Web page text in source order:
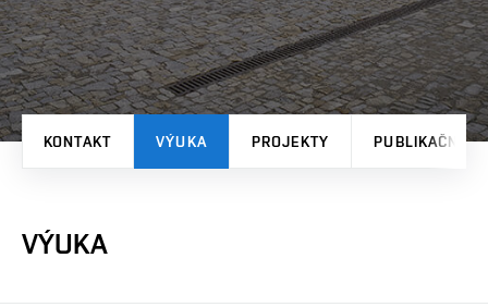
KONTAKT VÝUKA PROJEKTY PUBLIKAČNÍ
VÝUKA